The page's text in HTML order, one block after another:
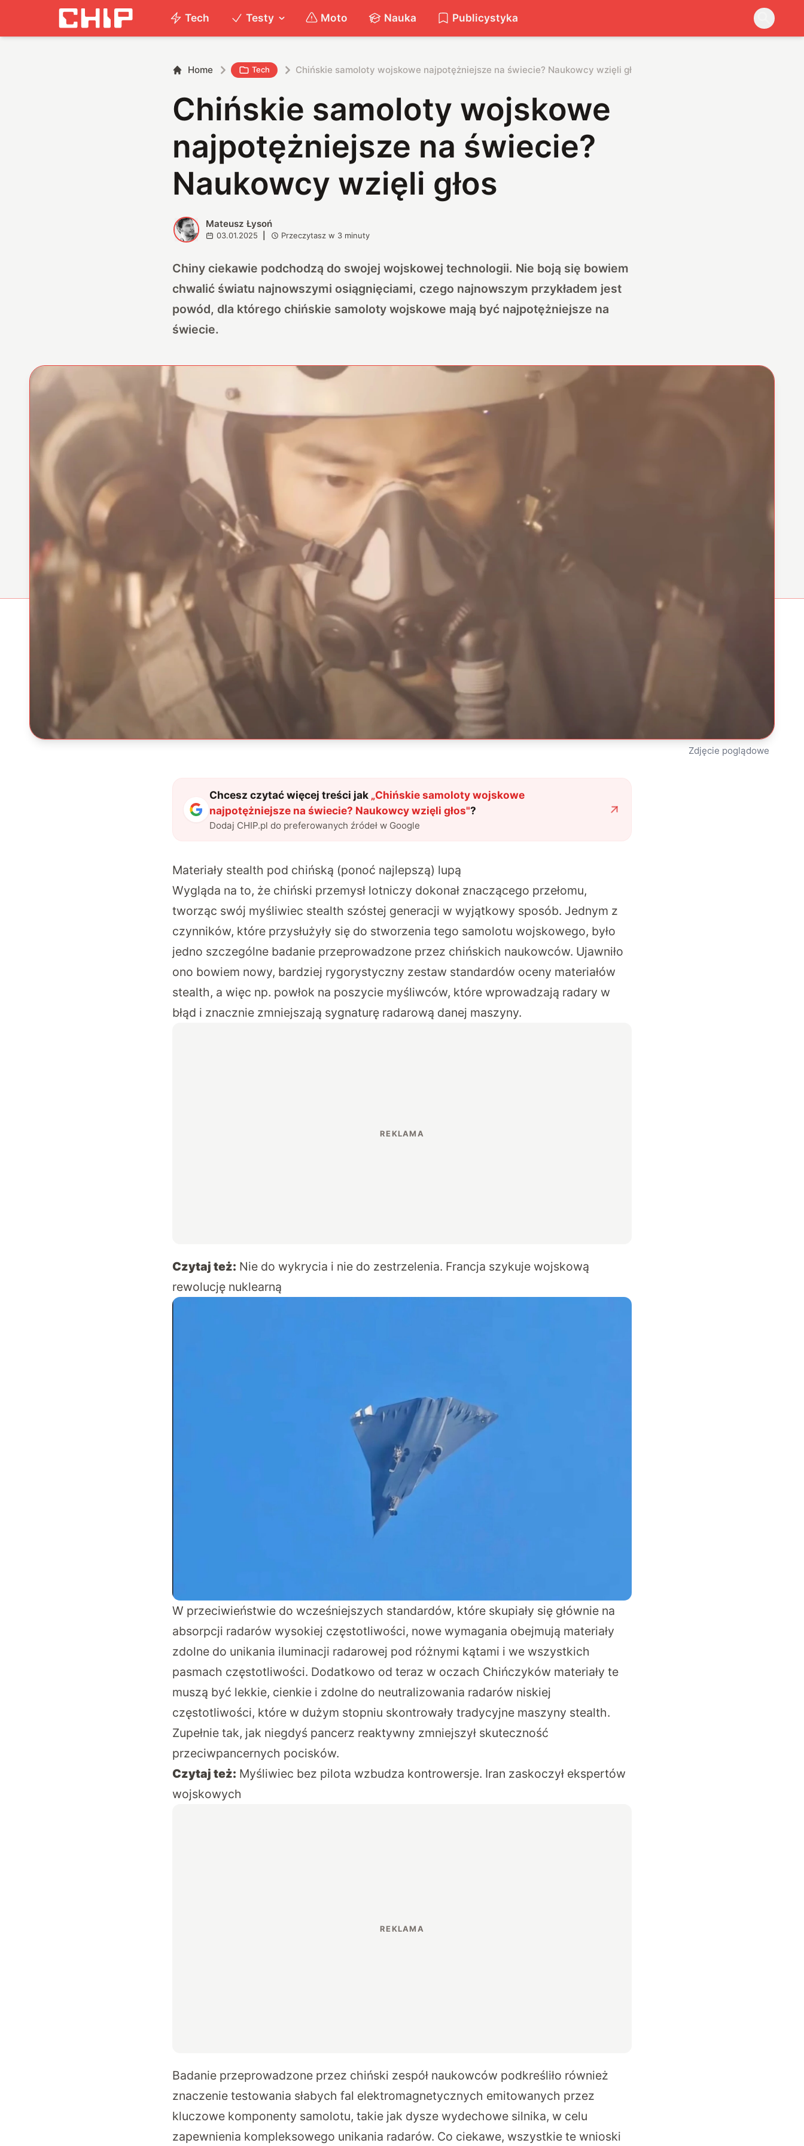
Tech Testy Moto Nauka Publicystyka
Home Tech Chińskie samoloty wojskowe najpotężniejsze na świecie? Naukowcy wzięli głos
Chińskie samoloty wojskowe
najpotężniejsze na świecie?
Naukowcy wzięli głos
M Mateusz Łysoń
03.01.2025 Przeczytasz w 3 minuty
Chiny ciekawie podchodzą do swojej wojskowej technologii. Nie boją się bowiem
chwalić światu najnowszymi osiągnięciami, czego najnowszym przykładem jest
powód, dla którego chińskie samoloty wojskowe mają być najpotężniejsze na
świecie.
Zdjęcie poglądowe
Chcesz czytać więcej treści jak „Chińskie samoloty wojskowe
najpotężniejsze na świecie? Naukowcy wzięli głos"?
Dodaj CHIP.pl do preferowanych źródeł w Google
Materiały stealth pod chińską (ponoć najlepszą) lupą
Wygląda na to, że chiński przemysł lotniczy dokonał znaczącego przełomu,
tworząc swój myśliwiec stealth szóstej generacji w wyjątkowy sposób. Jednym z
czynników, które przysłużyły się do stworzenia tego samolotu wojskowego, było
jedno szczególne badanie przeprowadzone przez chińskich naukowców. Ujawniło
ono bowiem nowy, bardziej rygorystyczny zestaw standardów oceny materiałów
stealth, a więc np. powłok na poszycie myśliwców, które wprowadzają radary w
błąd i znacznie zmniejszają sygnaturę radarową danej maszyny.
Czytaj też: Nie do wykrycia i nie do zestrzelenia. Francja szykuje wojskową
rewolucję nuklearną
W przeciwieństwie do wcześniejszych standardów, które skupiały się głównie na
absorpcji radarów wysokiej częstotliwości, nowe wymagania obejmują materiały
zdolne do unikania iluminacji radarowej pod różnymi kątami i we wszystkich
pasmach częstotliwości. Dodatkowo od teraz w oczach Chińczyków materiały te
muszą być lekkie, cienkie i zdolne do neutralizowania radarów niskiej
częstotliwości, które w dużym stopniu skontrowały tradycyjne maszyny stealth.
Zupełnie tak, jak niegdyś pancerz reaktywny zmniejszył skuteczność
przeciwpancernych pocisków.
Czytaj też: Myśliwiec bez pilota wzbudza kontrowersje. Iran zaskoczył ekspertów
wojskowych
Badanie przeprowadzone przez chiński zespół naukowców podkreśliło również
znaczenie testowania słabych fal elektromagnetycznych emitowanych przez
kluczowe komponenty samolotu, takie jak dysze wydechowe silnika, w celu
zapewnienia kompleksowego unikania radarów. Co ciekawe, wszystkie te wnioski